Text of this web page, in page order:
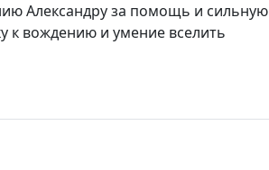
Александру за помощь и сильную
к вождению и умение вселить